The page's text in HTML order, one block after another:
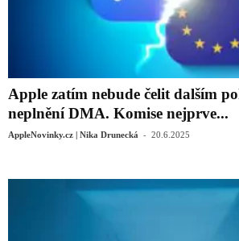
Apple zatím nebude čelit dalším
neplnění DMA. Komise nejprve...
AppleNovinky.cz | Nika Drunecká - 20.6.2025